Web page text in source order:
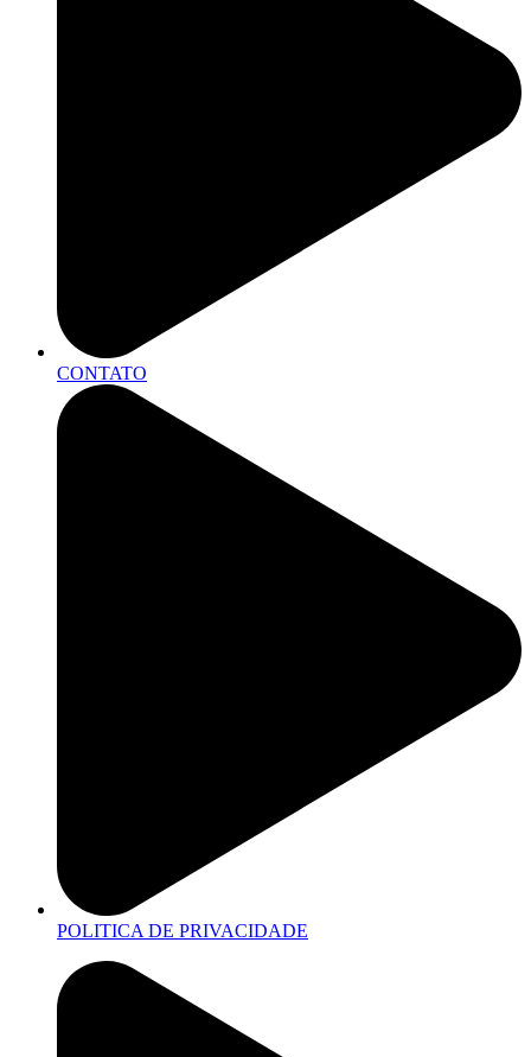
CONTATO
POLITICA DE PRIVACIDADE